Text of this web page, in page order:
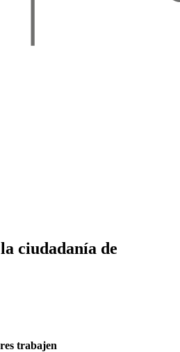
ciudadanía de
trabajen